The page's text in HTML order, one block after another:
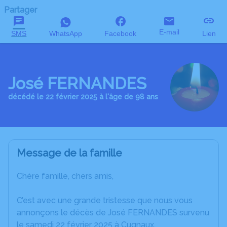
Partager
SMS WhatsApp Facebook E-mail Lien
José FERNANDES
décédé le 22 février 2025 à l'âge de 98 ans
Message de la famille
Chère famille, chers amis,
C’est avec une grande tristesse que nous vous
annonçons le décès de José FERNANDES survenu
le samedi 22 février 2025 à Cugnaux.